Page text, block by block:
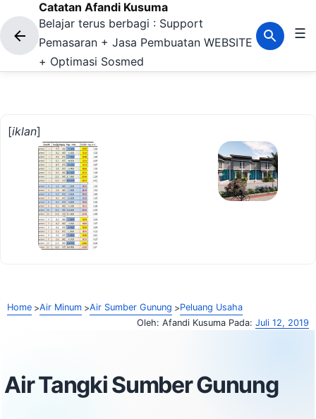
Langsung ke konten utama
Catatan Afandi Kusuma
Belajar terus berbagi : Support
Pemasaran + Jasa Pembuatan WEBSITE
+ Optimasi Sosmed
☰
[iklan]
Home Air Minum Air Sumber Gunung
Peluang Usaha
Pada:Juli 12, 2019
Air Tangki Sumber Gunung